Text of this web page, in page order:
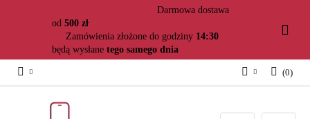
Darmowa dostawa
od 500 zł
Zamówienia złożone do godziny 14:30
będą wysłane tego samego dnia
(0)